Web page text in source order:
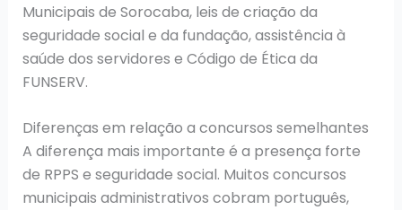
Municipais de Sorocaba, leis de criação da
seguridade social e da fundação, assistência à
saúde dos servidores e Código de Ética da
FUNSERV.
Diferenças em relação a concursos semelhantes
A diferença mais importante é a presença forte
de RPPS e seguridade social. Muitos concursos
municipais administrativos cobram português,